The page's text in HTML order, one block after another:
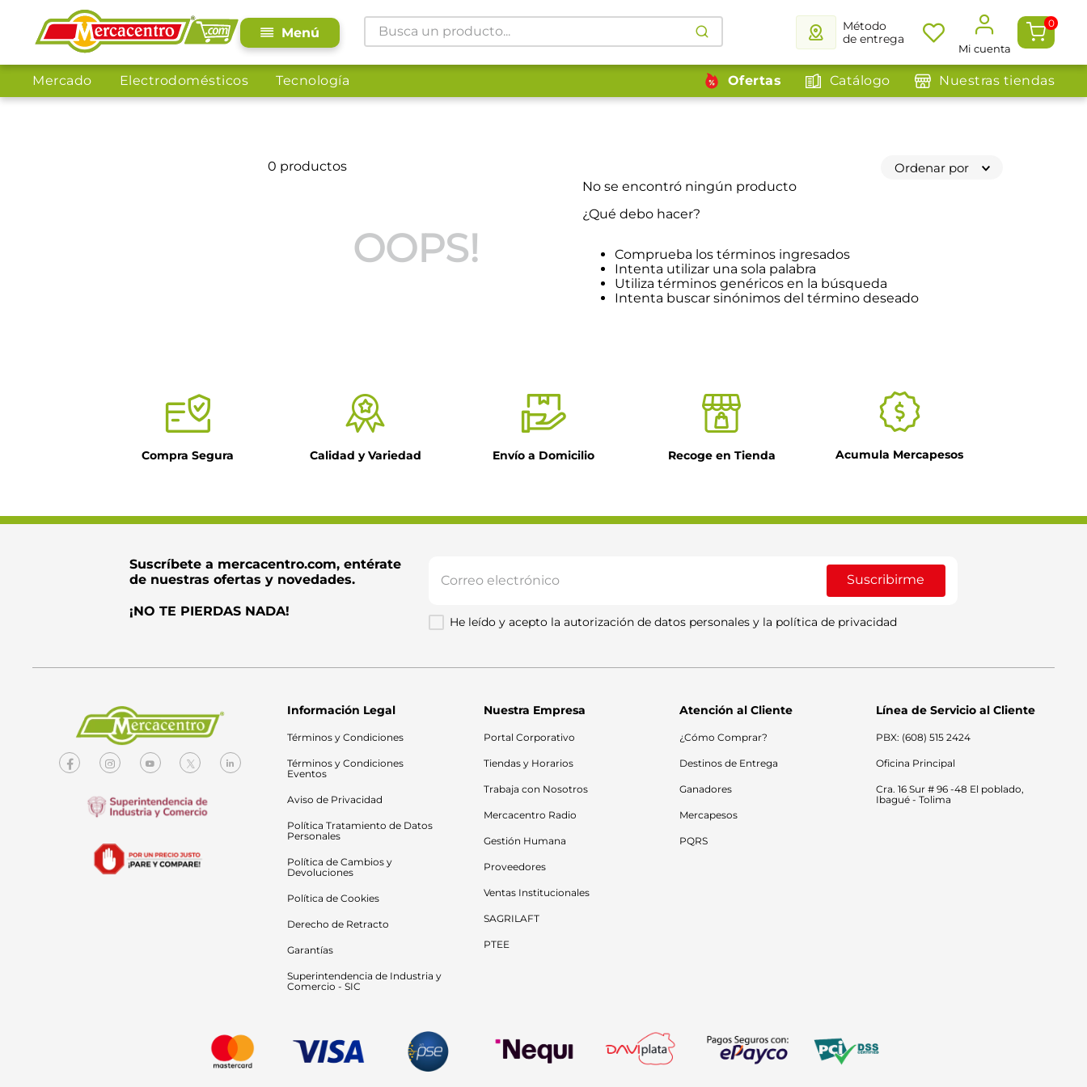
Busca un producto...
Método
de entrega
Mi cuenta
0
Mercado Electrodomésticos Tecnología Ofertas Catálogo Nuestras tiendas
0 productos Ordenar por
OOPS!
No se encontró ningún producto
¿Qué debo hacer?
Comprueba los términos ingresados
Intenta utilizar una sola palabra
Utiliza términos genéricos en la búsqueda
Intenta buscar sinónimos del término deseado
Compra Segura Calidad y Variedad Envío a Domicilio Recoge en Tienda Acumula Mercapesos
Suscríbete a mercacentro.com, entérate
de nuestras ofertas y novedades.
¡NO TE PIERDAS NADA!
Suscribirme
He leído y acepto la autorización de datos personales y la política de privacidad
Información Legal
Términos y Condiciones
Términos y Condiciones
Eventos
Aviso de Privacidad
Política Tratamiento de Datos
Personales
Política de Cambios y
Devoluciones
Política de Cookies
Derecho de Retracto
Garantías
Superintendencia de Industria y
Comercio - SIC
Nuestra Empresa
Portal Corporativo
Tiendas y Horarios
Trabaja con Nosotros
Mercacentro Radio
Gestión Humana
Proveedores
Ventas Institucionales
SAGRILAFT
PTEE
Atención al Cliente
¿Cómo Comprar?
Destinos de Entrega
Ganadores
Mercapesos
PQRS
Línea de Servicio al Cliente
PBX: (608) 515 2424
Oficina Principal
Cra. 16 Sur # 96 -48 El poblado,
Ibagué - Tolima